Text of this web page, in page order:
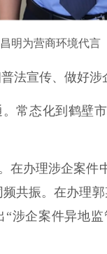
明为营商环境代言
宣传、做好涉
常态化到鹤壁
办理涉企案件
共振。在办理
涉企案件异地